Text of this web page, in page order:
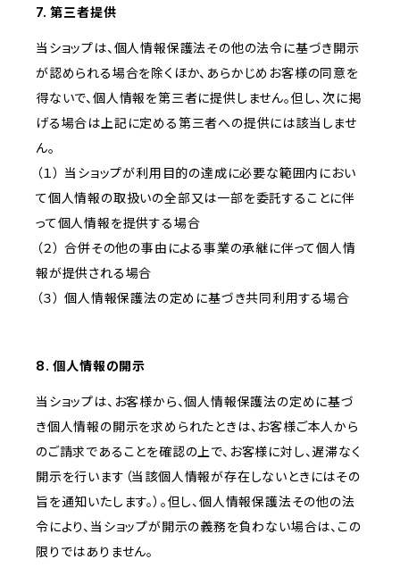
7. 第三者提供
当ショップは、個人情報保護法その他の法令に基づき開示
が認められる場合を除くほか、あらかじめお客様の同意を
得ないで、個人情報を第三者に提供しません。但し、次に掲
げる場合は上記に定める第三者への提供には該当しませ
ん。
（１） 当ショップが利用目的の達成に必要な範囲内におい
て個人情報の取扱いの全部又は一部を委託することに伴
って個人情報を提供する場合
（２） 合併その他の事由による事業の承継に伴って個人情
報が提供される場合
（３） 個人情報保護法の定めに基づき共同利用する場合
8. 個人情報の開示
当ショップは、お客様から、個人情報保護法の定めに基づ
き個人情報の開示を求められたときは、お客様ご本人から
のご請求であることを確認の上で、お客様に対し、遅滞なく
開示を行います（当該個人情報が存在しないときにはその
旨を通知いたします。）。但し、個人情報保護法その他の法
令により、当ショップが開示の義務を負わない場合は、この
限りではありません。